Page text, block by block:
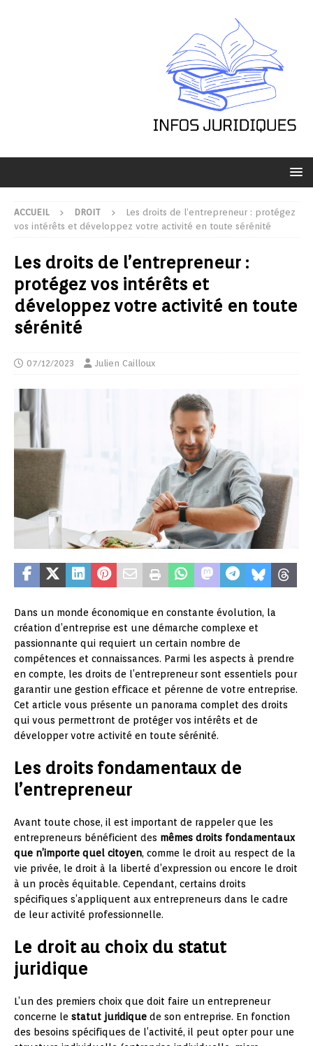
ACCUEIL DROIT
Les droits de l’entrepreneur : protégez
vos intérêts et développez votre activité en toute sérénité
Les droits de l’entrepreneur :
protégez vos intérêts et
développez votre activité en toute
sérénité
07/12/2023 Julien Cailloux
Dans un monde économique en constante évolution, la
création d’entreprise est une démarche complexe et
passionnante qui requiert un certain nombre de
compétences et connaissances. Parmi les aspects à prendre
en compte, les droits de l’entrepreneur sont essentiels pour
garantir une gestion efficace et pérenne de votre entreprise.
Cet article vous présente un panorama complet des droits
qui vous permettront de protéger vos intérêts et de
développer votre activité en toute sérénité.
Les droits fondamentaux de
l’entrepreneur
Avant toute chose, il est important de rappeler que les
entrepreneurs bénéficient des mêmes droits fondamentaux
que n’importe quel citoyen, comme le droit au respect de la
vie privée, le droit à la liberté d’expression ou encore le droit
à un procès équitable. Cependant, certains droits
spécifiques s’appliquent aux entrepreneurs dans le cadre
de leur activité professionnelle.
Le droit au choix du statut
juridique
L’un des premiers choix que doit faire un entrepreneur
concerne le statut juridique de son entreprise. En fonction
des besoins spécifiques de l’activité, il peut opter pour une